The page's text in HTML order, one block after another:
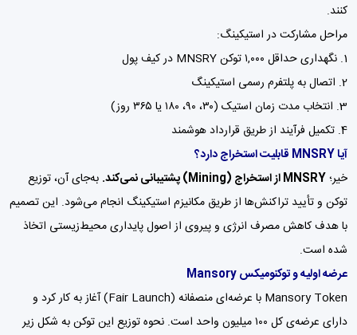
کنند.
مراحل مشارکت در استیکینگ:
نگهداری حداقل ۱,۰۰۰ توکن MNSRY در کیف پول
اتصال به پلتفرم رسمی استیکینگ
انتخاب مدت زمان استیک (۳۰، ۹۰، ۱۸۰ یا ۳۶۵ روز)
تکمیل فرآیند از طریق قرارداد هوشمند
آیا MNSRY قابلیت استخراج دارد؟
خیر؛ MNSRY از استخراج (Mining) پشتیبانی نمی‌کند.
به‌جای آن، توزیع
توکن و تأیید تراکنش‌ها از طریق مکانیزم استیکینگ انجام می‌شود. این تصمیم
با هدف کاهش مصرف انرژی و پیروی از اصول پایداری محیط‌زیستی اتخاذ
شده است.
عرضه اولیه و توکنومیکس Mansory
Mansory Token با عرضه‌ای منصفانه (Fair Launch) آغاز به کار کرد و
دارای عرضه‌ی کل ۱۰۰ میلیون واحد است. نحوه توزیع این توکن به شکل زیر